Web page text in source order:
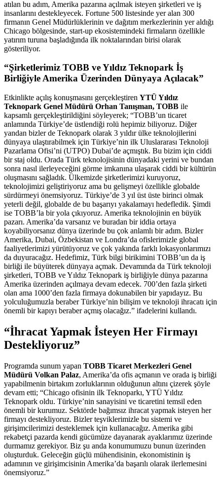
atılan bu adım, Amerika pazarına açılmak isteyen şirketleri ve iş
insanlarını destekleyecek. Fortune 500 listesinde yer alan 300
firmanın Genel Müdürlüklerinin ve dağıtım merkezlerinin yer aldığı
Chicago bölgesinde, start-up ekosistemindeki firmaların özellikle
yatırım turuna başladığında ilk noktalarından birisi olarak
gösteriliyor.
“Şirketlerimiz TOBB ve Yıldız Teknopark İş
Birliğiyle Amerika Üzerinden Dünyaya Açılacak”
Etkinlikte açılış konuşmasını gerçekleştiren YTÜ Yıldız
Teknopark Genel Müdürü Orhan Tanışman, TOBB ile
kapsamlı gerçekleştirildiğini söyleyerek; “TOBB’un ticaret
anlamında Türkiye’de üstlendiği rolü hepimiz biliyoruz. Diğer
yandan bizler de Teknopark olarak 3 yıldır ülke teknolojilerini
dünyaya ulaştırabilmek için Türkiye’nin ilk Uluslararası Teknoloji
Pazarlama Ofisi’ni (UTPO) Dubai’de açmıştık. Bu bizim için ciddi
bir staj oldu. Orada Türk teknolojisinin dünyadaki yerini ve bundan
sonra nasıl ilerleyeceğini görme imkanına ulaşarak ciddi bir kültürün
oluşmasını sağladık. Ülkemizde şirketlerimizi kuruyoruz,
teknolojimizi geliştiriyoruz ama bu gelişmeyi özellikle globalde
sürdürmeyi önemsiyoruz. Türkiye’de 3 yıl üst üste birinci olmak
yeterli değil, globalde de bu başarıyı yakalamayı hedefledik. Şimdi
ise TOBB’la bir yola çıkıyoruz. Amerika teknolojinin en büyük
pazarı. Amerika’da varsanız ve buradan bir iddia ortaya
koyabiliyorsanız dünya üzerinde bu çok anlamlı bir adım. Bizler
Amerika, Dubai, Özbekistan ve Londra’da ofislerimizle global
faaliyetlerimizi yürütüyoruz ve çok yakında farklı lokasyonlarımızı
da duyuracağız. Hedefimiz, Türk bilgi birikimini TOBB’un da iş
birliği ile büyüterek dünyaya açmak. Devamında da Türk teknoloji
şirketleri, TOBB ve Yıldız Teknopark iş birliğiyle dünya pazarına
Amerika üzerinden açılmaya devam edecek. 700’den fazla şirketi
olan ama 1000’den fazla firmaya dokunabilen bir yapıdayız. Bu
yolculuğumuzla beraber Türkiye’nin bilişim ve teknoloji ihracatı için
önemli bir kapıyı beraber açmış olacağız.” ifadelerini kullandı.
“İhracat Yapmak İsteyen Her Firmayı
Destekliyoruz”
Programda sunum yapan TOBB Ticaret Merkezleri Genel
Müdürü Volkan Palaz, Amerika’da ofis açmanın ve orada iş birliği
yapabilmenin birtakım zorluklarının olduğunun altını çizerek şöyle
devam etti; “Chicago ofisinin ilk Teknoparkı, YTÜ Yıldız
Teknopark oldu. Türkiye’nin sanayisini ve ticaretini temsil eden
önemli bir kurumuz. Sektörde bağımsız ihracat yapmak isteyen her
firmayı destekliyoruz. Bizler teşviklerimizle bu sistemi ve
girişimcilerimizi desteklemek için kullanacağız. Amerika gibi
rekabetçi pazarda kendi gücümüze dayanarak ayaklarımız üzerinde
durmamız gerekiyor. Biz şu anda konumumuzu bunun üzerinden
oluşturduk. Geleceğin güçlü mühendisinin, ekonomistinin iş
adamının ve girişimcisinin Amerika’da başarılı olarak ilerlemesini
önemsiyoruz.”